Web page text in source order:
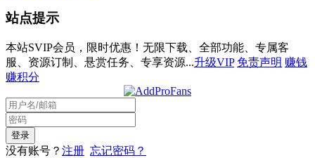
站点提示
本站SVIP会员，限时优惠！无限下载、全部功能、专属客
服、资源订制、悬赏任务、专享资源...升级VIP 免责声明 赚钱
赚积分
没有账号？ 注册 忘记密码？